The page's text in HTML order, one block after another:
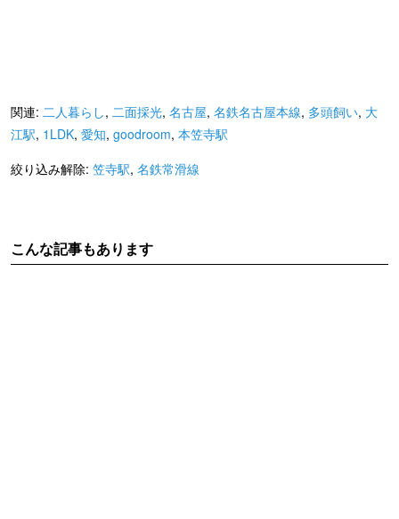
関連: 二人暮らし, 二面採光, 名古屋, 名鉄名古屋本線, 多頭飼い, 大
江駅, 1LDK, 愛知, goodroom, 本笠寺駅
絞り込み解除: 笠寺駅, 名鉄常滑線
こんな記事もあります